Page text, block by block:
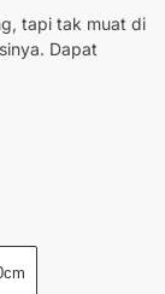
tapi tak muat di
Dapat